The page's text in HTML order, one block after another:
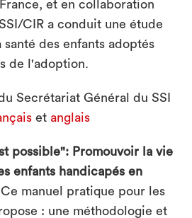
et en collaboration
CIR a conduit une étude
des enfants adoptés
de l'adoption.
Secrétariat Général du SSI
et anglais
possible": Promouvoir la vie
enfants handicapés en
manuel pratique pour les
: une méthodologie et